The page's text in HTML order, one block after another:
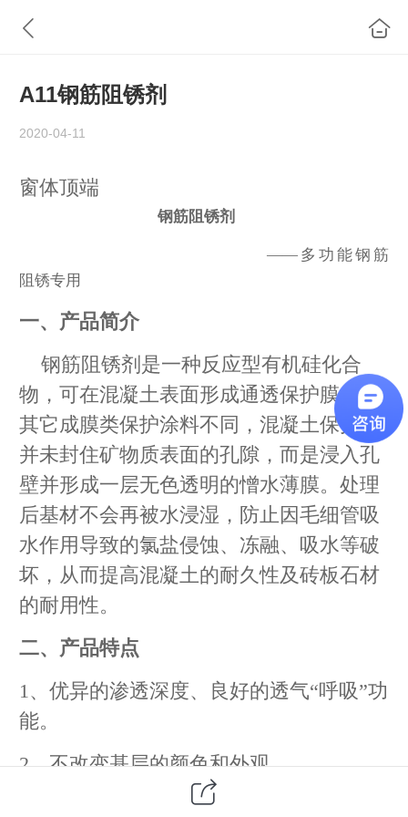
A11钢筋阻锈剂
2020-04-11
窗体顶端
钢筋阻锈剂
—— 多功能钢筋
阻锈专用
一、产品简介
钢筋阻锈剂是一种反应型有机硅化合
物，可在混凝土表面形成通透保护膜，与
其它成膜类保护涂料不同，混凝土保护剂
并未封住矿物质表面的孔隙，而是浸入孔
壁并形成一层无色透明的憎水薄膜。处理
后基材不会再被水浸湿，防止因毛细管吸
水作用导致的氯盐侵蚀、冻融、吸水等破
坏，从而提高混凝土的耐久性及砖板石材
的耐用性。
二、产品特点
1 、优异的渗透深度、良好的透气“呼吸”功
能。
2、不改变基层的颜色和外观。
、憎水性，荷叶水珠效果。